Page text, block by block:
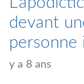
devant
personne
y a 8 ans